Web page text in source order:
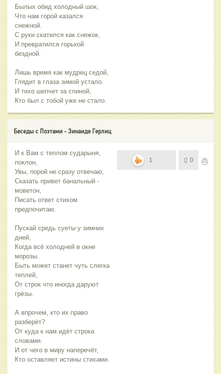
Былых обид холодный шок,
Что нам горой казался
снежной.
С руки скатился как снежок,
И превратился горькой
бездной.
Лишь время как мудрец седой,
Глядит в глаза зимой устало.
И тихо шепчет за спиной,
Кто был с тобой уже не стало.
Беседы с Поэтами - Зинаиде Герлиц
И к Вам с теплом сударыня,
поклон,
Увы, порой не сразу отвечаю,
Сказать привет банальный -
моветон,
Писать ответ стихом
предпочитаю.
Пускай средь суеты у зимних
дней,
Когда всё холодней в окне
морозы.
Быть может станет чуть слегка
теплей,
От строк что иногда даруют
грёзы.
А впрочем, кто их право
разберёт?
От куда к нам идёт строка
словами.
И от чего в миру наперечёт,
Кто оставляет истины стихами.
1 0